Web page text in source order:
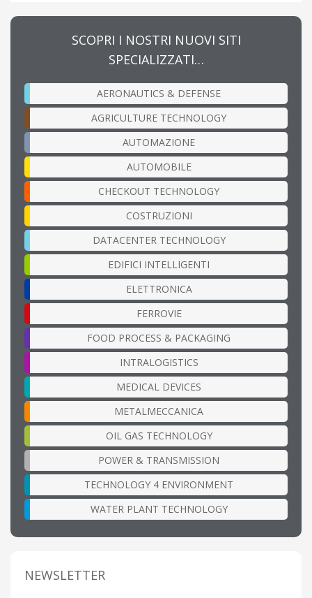
SCOPRI I NOSTRI NUOVI SITI
SPECIALIZZATI…
AERONAUTICS & DEFENSE
AGRICULTURE TECHNOLOGY
AUTOMAZIONE
AUTOMOBILE
CHECKOUT TECHNOLOGY
COSTRUZIONI
DATACENTER TECHNOLOGY
EDIFICI INTELLIGENTI
ELETTRONICA
FERROVIE
FOOD PROCESS & PACKAGING
INTRALOGISTICS
MEDICAL DEVICES
METALMECCANICA
OIL GAS TECHNOLOGY
POWER & TRANSMISSION
TECHNOLOGY 4 ENVIRONMENT
WATER PLANT TECHNOLOGY
NEWSLETTER